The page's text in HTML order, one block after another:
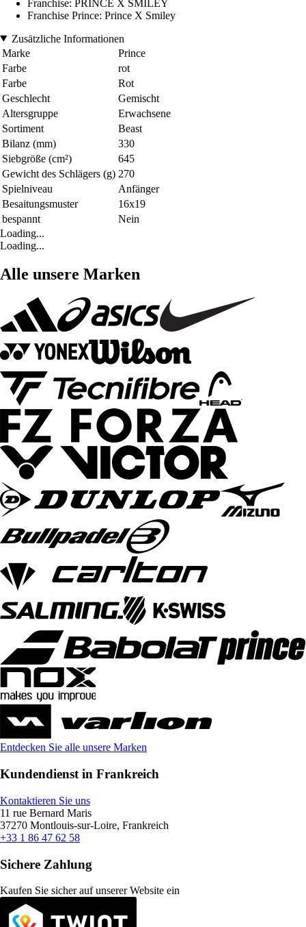
Franchise: PRINCE X SMILEY
Franchise Prince: Prince X Smiley
Zusätzliche Informationen
Marke
Prince
Farbe
rot
Farbe
Rot
Geschlecht
Gemischt
Altersgruppe
Erwachsene
Sortiment
Beast
Bilanz (mm)
330
Siebgröße (cm²)
645
Gewicht des Schlägers (g) 270
Spielniveau
Anfänger
Besaitungsmuster
16x19
bespannt
Nein
Loading...
Loading...
Alle unsere Marken
Entdecken Sie alle unsere Marken
Kundendienst in Frankreich
Kontaktieren Sie uns
11 rue Bernard Maris
37270 Montlouis-sur-Loire, Frankreich
+33 1 86 47 62 58
Sichere Zahlung
Kaufen Sie sicher auf unserer Website ein